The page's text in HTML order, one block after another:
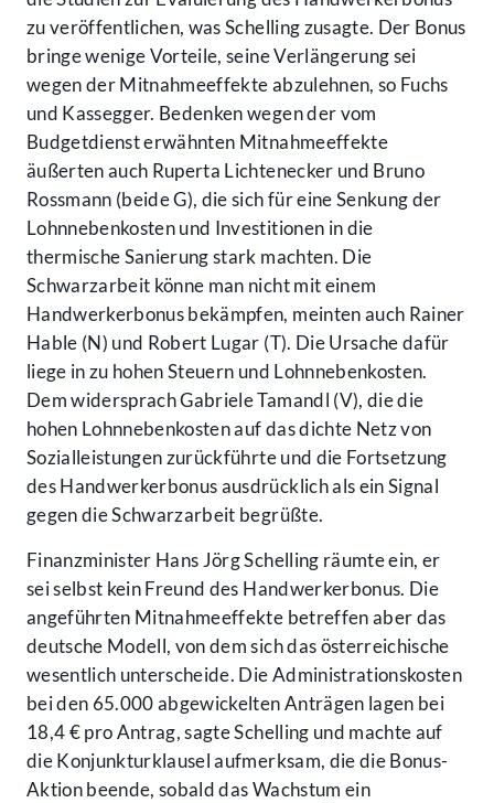
zu veröffentlichen, was Schelling zusagte. Der Bonus
bringe wenige Vorteile, seine Verlängerung sei
wegen der Mitnahmeeffekte abzulehnen, so Fuchs
und Kassegger. Bedenken wegen der vom
Budgetdienst erwähnten Mitnahmeeffekte
äußerten auch Ruperta Lichtenecker und Bruno
Rossmann (beide G), die sich für eine Senkung der
Lohnnebenkosten und Investitionen in die
thermische Sanierung stark machten. Die
Schwarzarbeit könne man nicht mit einem
Handwerkerbonus bekämpfen, meinten auch Rainer
Hable (N) und Robert Lugar (T). Die Ursache dafür
liege in zu hohen Steuern und Lohnnebenkosten.
Dem widersprach Gabriele Tamandl (V), die die
hohen Lohnnebenkosten auf das dichte Netz von
Sozialleistungen zurückführte und die Fortsetzung
des Handwerkerbonus ausdrücklich als ein Signal
gegen die Schwarzarbeit begrüßte.
Finanzminister Hans Jörg Schelling räumte ein, er
sei selbst kein Freund des Handwerkerbonus. Die
angeführten Mitnahmeeffekte betreffen aber das
deutsche Modell, von dem sich das österreichische
wesentlich unterscheide. Die Administrationskosten
bei den 65.000 abgewickelten Anträgen lagen bei
18,4 € pro Antrag, sagte Schelling und machte auf
die Konjunkturklausel aufmerksam, die die Bonus-
Aktion beende, sobald das Wachstum ein